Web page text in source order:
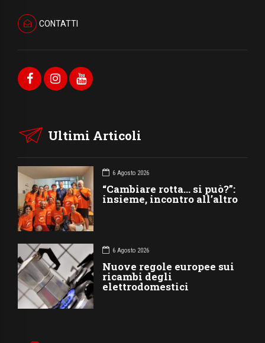
CONTATTI
Ultimi Articoli
6 Agosto 2026
“Cambiare rotta… si può?”:
insieme, incontro all’altro
6 Agosto 2026
Nuove regole europee sui
ricambi degli
elettrodomestici